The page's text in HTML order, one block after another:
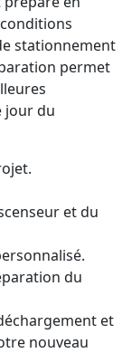
stationnement
permet
jour du
et du
du
et
nouveau